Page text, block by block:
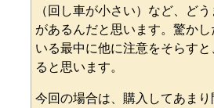
（回し車が小さい）など、ど
があるんだと思います。驚か
いる最中に他に注意をそらす
ると思います。
今回の場合は、購入してあま